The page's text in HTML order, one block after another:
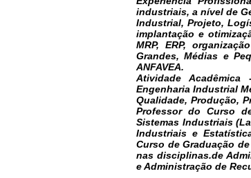
industriais, a nível de
Industrial, Projeto,
implantação e
MRP, ERP,
Grandes, Médias e
ANFAVEA.
Atividade
Engenharia Industrial
Qualidade, Produção,
Professor do Curso
Sistemas Industriais
Industriais e
Curso de Graduação
nas disciplinas.de
e Administração de